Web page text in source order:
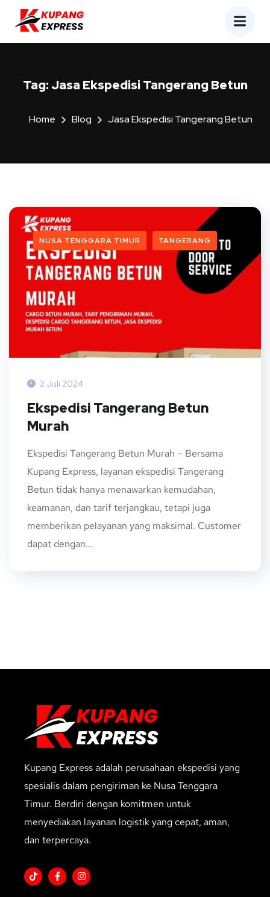
Tag:Jasa Ekspedisi Tangerang Betun
Home Blog Jasa Ekspedisi Tangerang Betun
NUSA TENGGARA TIMUR TANGERANG
2 Juli 2024
Ekspedisi Tangerang Betun
Murah
Ekspedisi Tangerang Betun Murah – Bersama
Kupang Express, layanan ekspedisi Tangerang
Betun tidak hanya menawarkan kemudahan,
keamanan, dan tarif terjangkau, tetapi juga
memberikan pelayanan yang maksimal. Customer
dapat dengan...
Kupang Express adalah perusahaan ekspedisi yang
spesialis dalam pengiriman ke Nusa Tenggara
Timur. Berdiri dengan komitmen untuk
menyediakan layanan logistik yang cepat, aman,
dan terpercaya.